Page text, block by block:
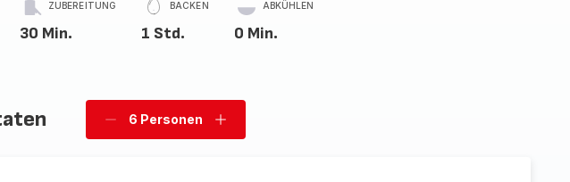
ZUBEREITUNG
30 Min.
BACKEN
1 Std.
ABKÜHLEN
0 Min.
Personen
6 Personen
Personen